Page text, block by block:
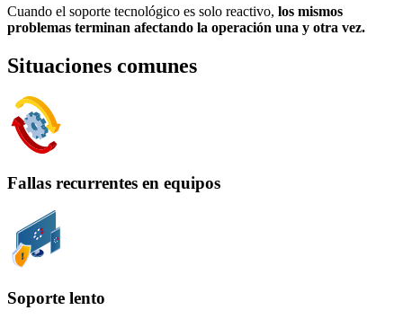
Cuando el soporte tecnológico es solo reactivo, los mismos
problemas terminan afectando la operación una y otra vez.
Situaciones comunes
Fallas recurrentes en equipos
Soporte lento